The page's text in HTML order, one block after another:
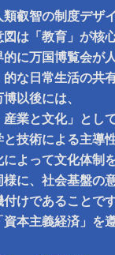
叡智の制度デザ
は「教育」が核
に万国博覧会が
的な日常生活の共
以後には、
業と文化」とし
と技術による主導
よって文化体制
に、社会基盤の
けであることで
本主義経済」を